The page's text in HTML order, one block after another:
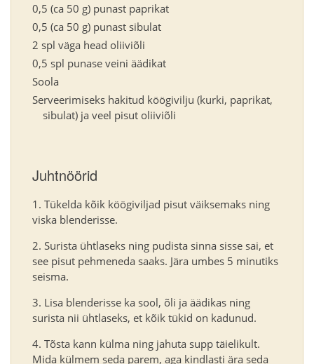
0,5 (ca 50 g) punast paprikat
0,5 (ca 50 g) punast sibulat
2 spl väga head oliiviõli
0,5 spl punase veini äädikat
Soola
Serveerimiseks hakitud köögivilju (kurki, paprikat,
sibulat) ja veel pisut oliiviõli
Juhtnöörid
Tükelda kõik köögiviljad pisut väiksemaks ning
viska blenderisse.
Surista ühtlaseks ning pudista sinna sisse sai, et
see pisut pehmeneda saaks. Jära umbes 5 minutiks
seisma.
Lisa blenderisse ka sool, õli ja äädikas ning
surista nii ühtlaseks, et kõik tükid on kadunud.
Tõsta kann külma ning jahuta supp täielikult.
Mida külmem seda parem, aga kindlasti ära seda